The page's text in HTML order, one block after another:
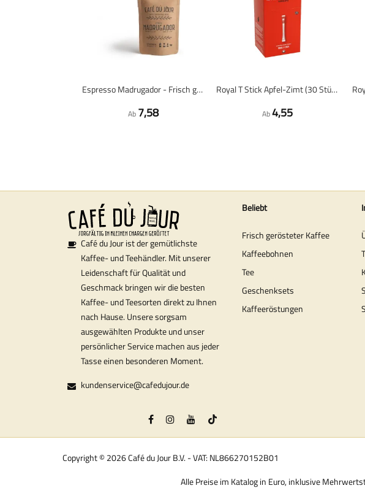
Espresso Madrugador - Frisch gerösteter Kaffee
Ab 7,58
Royal T Stick Apfel-Zimt (30 Stück)
Ab4,55
Café du Jour ist der gemütlichste
Kaffee- und Teehändler. Mit unserer
Leidenschaft für Qualität und
Geschmack bringen wir die besten
Kaffee- und Teesorten direkt zu Ihnen
nach Hause. Unsere sorgsam
ausgewählten Produkte und unser
persönlicher Service machen aus jeder
Tasse einen besonderen Moment.
kundenservice@cafedujour.de
Beliebt
Frisch gerösteter Kaffee
Kaffeebohnen
Tee
Geschenksets
Kaffeeröstungen
Copyright © 2026 Café du Jour B.V. - VAT: NL866270152B01
Alle Preise im Katalog in Euro, inklusive